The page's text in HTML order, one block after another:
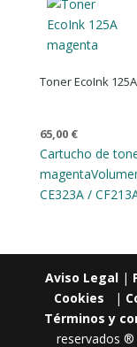
Toner EcoInk
65,00 €
Cartucho de
magenta
CE323A /
Aviso Legal|
Cookies |
Términos y
reservados